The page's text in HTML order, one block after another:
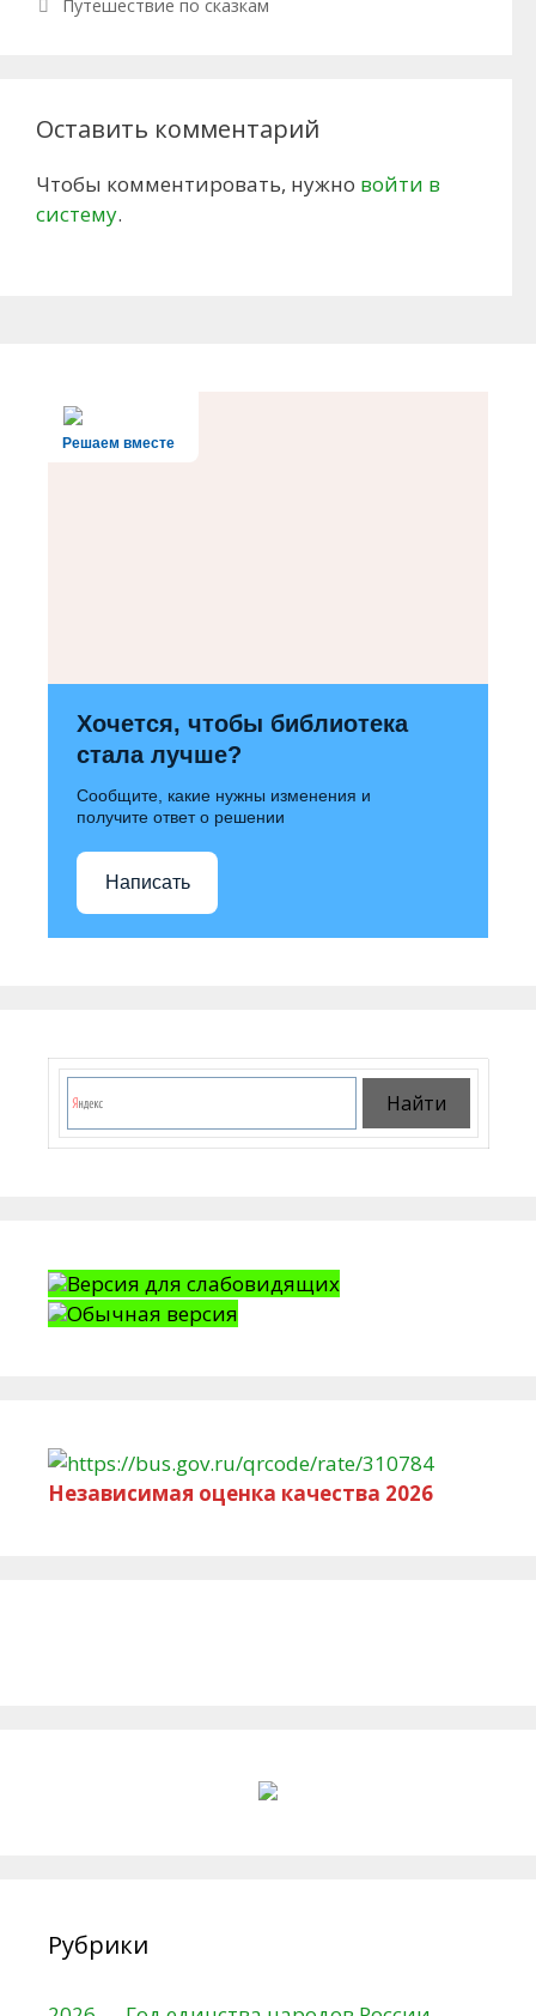
Путешествие по сказкам
Оставить комментарий
Чтобы комментировать, нужно войти в
систему.
Решаем вместе
Хочется, чтобы библиотека
стала лучше?
Сообщите, какие нужны изменения и
получите ответ о решении
Написать
Версия для слабовидящих
Обычная версия
Независимая оценка качества 2026
Рубрики